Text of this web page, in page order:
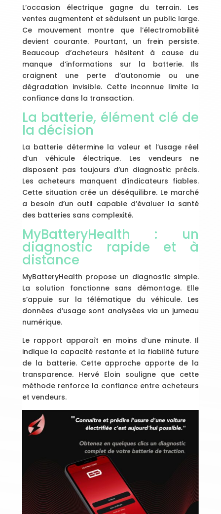
L’occasion électrique gagne du terrain. Les
ventes augmentent et séduisent un public large.
Ce mouvement montre que l’électromobilité
devient courante. Pourtant, un frein persiste.
Beaucoup d’acheteurs hésitent à cause du
manque d’informations sur la batterie. Ils
craignent une perte d’autonomie ou une
dégradation invisible. Cette inconnue limite la
confiance dans la transaction.
La batterie, élément clé de
la décision
La batterie détermine la valeur et l’usage réel
d’un véhicule électrique. Les vendeurs ne
disposent pas toujours d’un diagnostic précis.
Les acheteurs manquent d’indicateurs fiables.
Cette situation crée un déséquilibre. Le marché
a besoin d’un outil capable d’évaluer la santé
des batteries sans complexité.
MyBatteryHealth : un
diagnostic rapide et à
distance
MyBatteryHealth propose un diagnostic simple.
La solution fonctionne sans démontage. Elle
s’appuie sur la télématique du véhicule. Les
données d’usage sont analysées via un jumeau
numérique.
Le rapport apparaît en moins d’une minute. Il
indique la capacité restante et la fiabilité future
de la batterie. Cette approche apporte de la
transparence. Hervé Eloin souligne que cette
méthode renforce la confiance entre acheteurs
et vendeurs.